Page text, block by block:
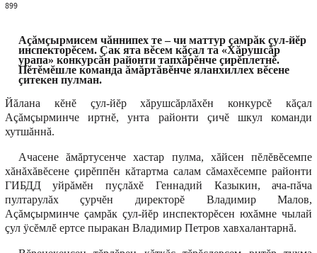
899
Аçăмçырмисем чăннипех те – чи маттур çамрăк çул-йĕр
инспекторĕсем. Çак ята вĕсем кăçал та «Хăрушсăр
урапа» конкурсăн районти тапхăрĕнче çирĕплетнĕ.
Пĕтĕмĕшле команда ăмăртăвĕнче яланхиллех вĕсене
çитекен пулман.
Йăлана кĕнĕ çул-йĕр хăрушсăрлăхĕн конкурсĕ кăçал
Аçăмçырминче иртнĕ, унта районти çичĕ шкул команди
хутшăннă.
Ачасене ăмăртусенче хастар пулма, хăйсен пĕлĕвĕсемпе
хăнăхăвĕсене çирĕппĕн кăтартма салам сăмахĕсемпе районти
ГИБДД уйрăмĕн пуçлăхĕ Геннадий Казыкин, ача-пăча
пултарулăх çурчĕн директорĕ Владимир Малов,
Аçăмçырминче çамрăк çул-йĕр инспекторĕсен юхăмне чылай
çул ÿсĕмлĕ ертсе пыракан Владимир Петров хавхалантарнă.